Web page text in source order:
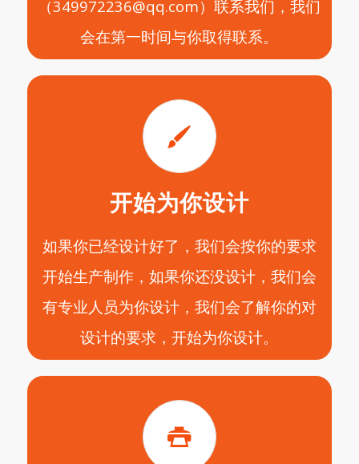
（349972236@qq.com）联系我们，我们
会在第一时间与你取得联系。
开始为你设计
如果你已经设计好了，我们会按你的要求
开始生产制作，如果你还没设计，我们会
有专业人员为你设计，我们会了解你的对
设计的要求，开始为你设计。